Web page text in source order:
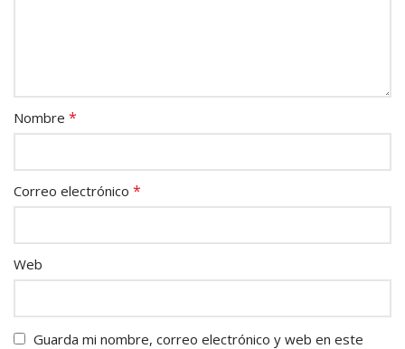
Nombre *
Correo electrónico *
Web
Guarda mi nombre, correo electrónico y web en este